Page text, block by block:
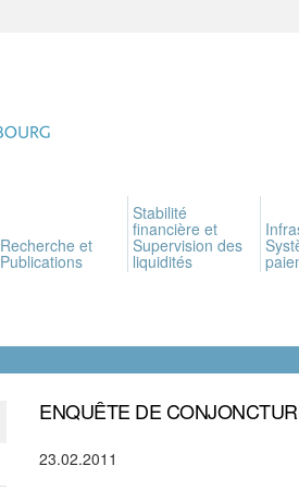
Recherche et
Publications
Stabilité
financière et
Supervision des
liquidités
ENQUÊTE DE
23.02.2011